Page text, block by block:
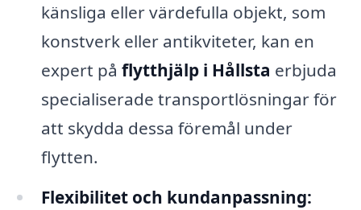
känsliga eller värdefulla objekt, som
konstverk eller antikviteter, kan en
expert på flytthjälp i Hållsta erbjuda
specialiserade transportlösningar för
att skydda dessa föremål under
flytten.
Flexibilitet och kundanpassning: